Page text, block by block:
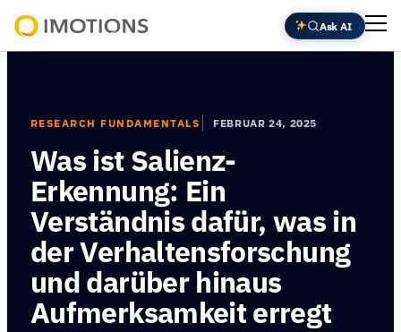
Zum
Inhalt
Powering
Ask AI
RESEARCH FUNDAMENTALS FEBRUAR 24, 2025
Was ist Salienz-
Erkennung: Ein
Verständnis dafür, was in
der Verhaltensforschung
und darüber hinaus
Aufmerksamkeit erregt